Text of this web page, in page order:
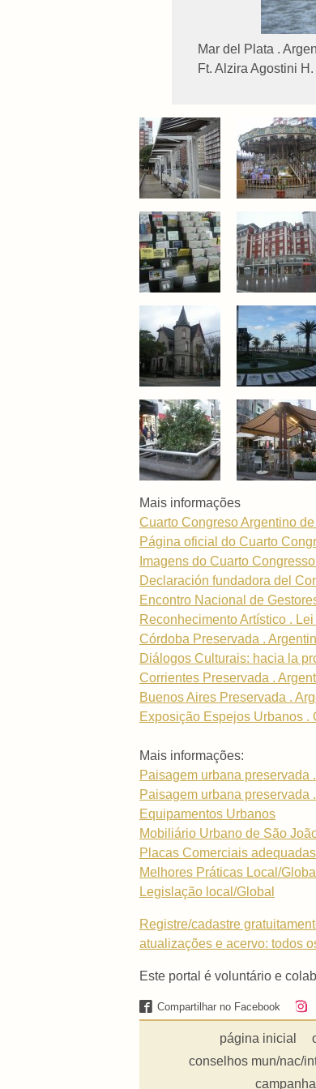
Mar del Plata .
Ft. Alzira Agostini H.
Mais informações
Cuarto Congreso Argentino
Página oficial do Cuarto
Imagens do Cuarto
Declaración fundadora del
Encontro Nacional de
Reconhecimento Artístico .
Córdoba Preservada .
Diálogos Culturais: hacia la
Corrientes Preservada .
Buenos Aires Preservada .
Exposição Espejos Urbanos .
Mais informações:
Paisagem urbana preservada
Paisagem urbana preservada
Equipamentos Urbanos
Mobiliário Urbano de São
Placas Comerciais
Melhores Práticas Local/Global
Legislação local/Global
Registre/cadastre
atualizações e acervo: todos
Este portal é voluntário e
Compartilhar no Facebook
página inicial
conselhos mun/nac/